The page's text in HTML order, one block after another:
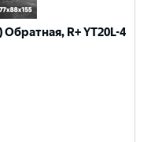
Обратная, R+ YT20L-4